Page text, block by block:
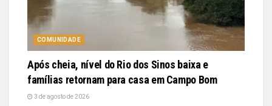
COMUNIDADE
Após cheia, nível do Rio dos Sinos baixa e
famílias retornam para casa em Campo Bom
3 de agosto de 2026